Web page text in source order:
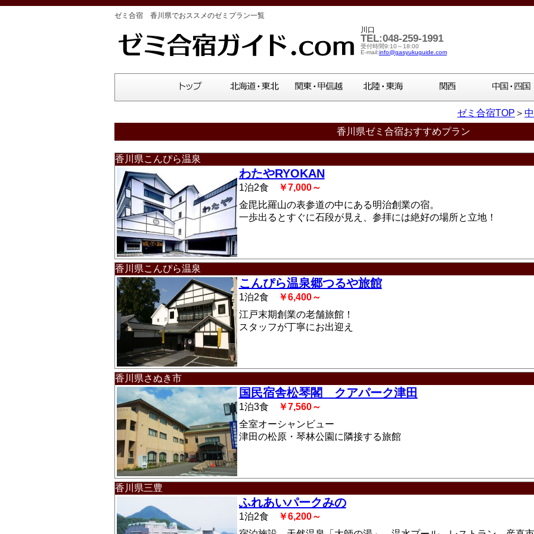
ゼミ合宿 香川県でおススメのゼミプラン一覧
川口
TEL:048-259-1991
受付時間9:10～18:00
E-mail:info@gasyukuguide.com
ゼミ合宿TOP ＞
香川県ゼミ合宿おすすめプラン
香川県こんぴら温泉
わたやRYOKAN
1泊2食
￥7,000～
金毘比羅山の表参道の中にある明治創業の宿。
一歩出るとすぐに石段が見え、参拝には絶好の場所と立地！
香川県こんぴら温泉
こんぴら温泉郷つるや旅館
1泊2食
￥6,400～
江戸末期創業の老舗旅館！
スタッフが丁寧にお出迎え
香川県さぬき市
国民宿舎松琴閣 クアパーク津田
1泊3食
￥7,560～
全室オーシャンビュー
津田の松原・琴林公園に隣接する旅館
香川県三豊
ふれあいパークみの
1泊2食
￥6,200～